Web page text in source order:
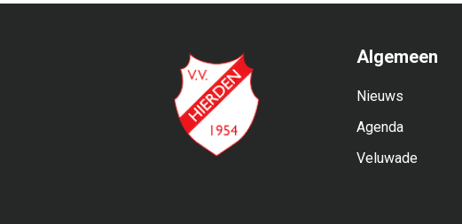
Algemeen
Nieuws
Agenda
Veluwade